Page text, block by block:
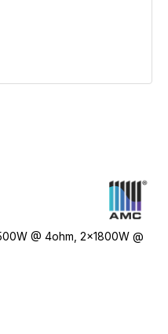
@ 4ohm, 2x1800W @